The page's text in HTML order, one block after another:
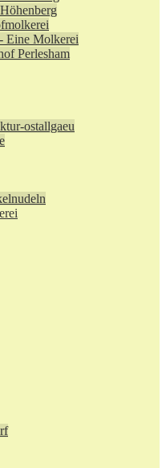
Eine Molkerei
Perlesham
ostallgaeu